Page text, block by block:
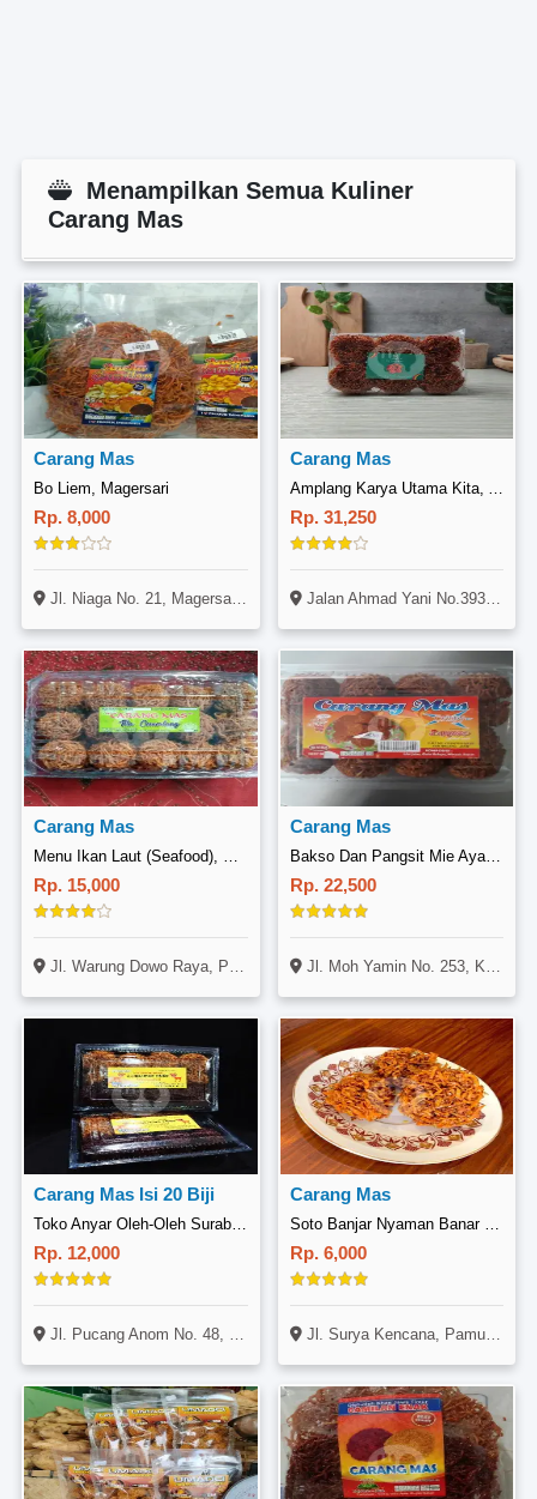
Menampilkan Semua Kuliner
Carang Mas
Carang Mas
Bo Liem, Magersari
Rp. 8,000
Jl. Niaga No. 21, Magersari, Mojokerto
Carang Mas
Amplang Karya Utama Kita, Ahmad Yani
Rp. 31,250
Jalan Ahmad Yani No.393395, Karang Jati, Balikpapan
Carang Mas
Menu Ikan Laut (Seafood), Pohjentrek
Rp. 15,000
Jl. Warung Dowo Raya, Pohjentrek, Pasuruan
Carang Mas
Bakso Dan Pangsit Mie Ayam Pantes, Krian
Rp. 22,500
Jl. Moh Yamin No. 253, Krian, Sidoarjo
Carang Mas Isi 20 Biji
Toko Anyar Oleh-Oleh Surabaya, Gubeng
Rp. 12,000
Jl. Pucang Anom No. 48, Gubeng, Surabaya
Carang Mas
Soto Banjar Nyaman Banar Kaganangan
Rp. 6,000
Jl. Surya Kencana, Pamulang Permai 1 Baru, Blok D11, Pamulang